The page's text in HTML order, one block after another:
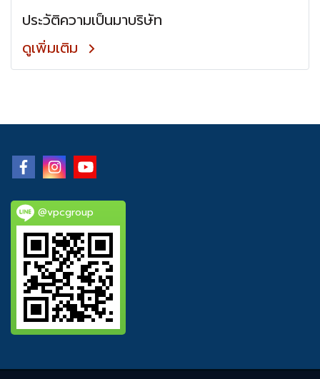
ประวัติความเป็นมาบริษัท
ดูเพิ่มเติม
@vpcgroup